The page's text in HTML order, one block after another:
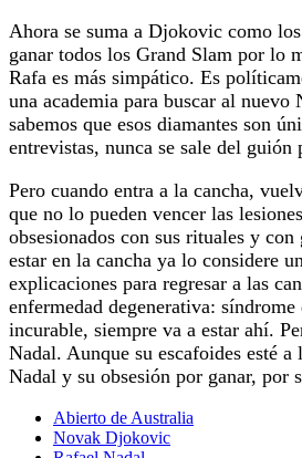
Ahora se suma a Djokovic como
ganar todos los Grand Slam por lo
Rafa es más simpático. Es
una academia para buscar al nuevo
sabemos que esos diamantes son
entrevistas, nunca se sale del guión
Pero cuando entra a la cancha,
que no lo pueden vencer las
obsesionados con sus rituales y con
estar en la cancha ya lo considere
explicaciones para regresar a las
enfermedad degenerativa:
incurable, siempre va a estar ahí.
Nadal. Aunque su escafoides esté
Nadal y su obsesión por ganar, por
Abierto de Australia
Novak Djokovic